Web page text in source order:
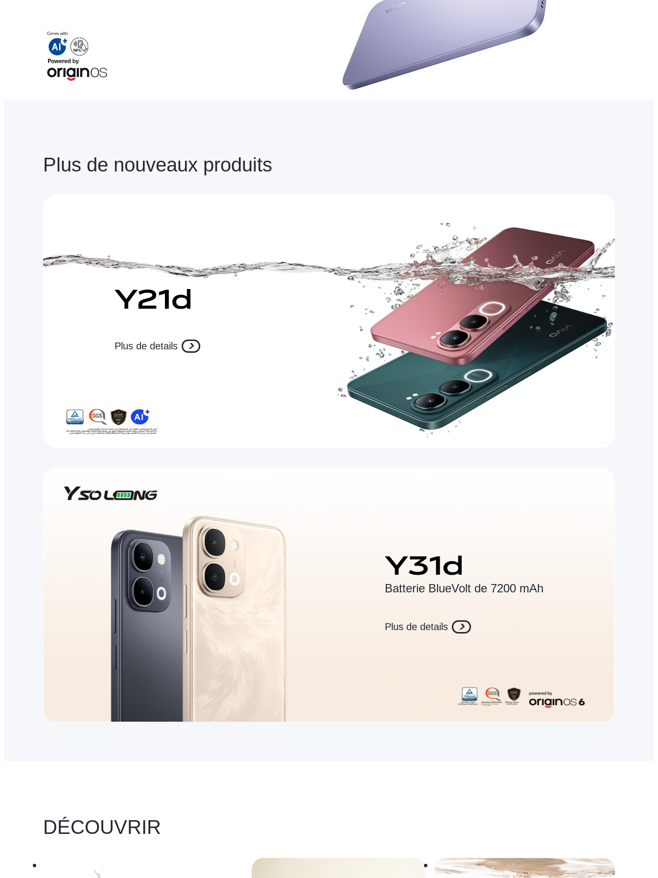
Plus de nouveaux produits
Plus de details
Batterie BlueVolt de 7200 mAh
Plus de details
DÉCOUVRIR